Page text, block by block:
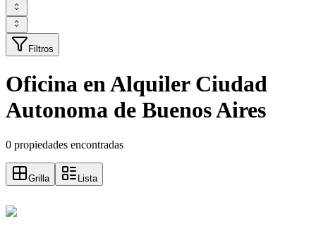
Filtros
Oficina en Alquiler Ciudad
Autonoma de Buenos Aires
0 propiedades encontradas
Grilla Lista